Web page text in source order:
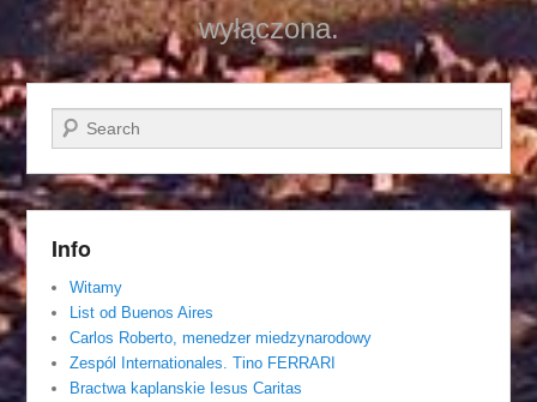
wyłączona.
Szukaj
Info
Witamy
List od Buenos Aires
Carlos Roberto, menedzer miedzynarodowy
Zespól Internationales. Tino FERRARI
Bractwa kaplanskie Iesus Caritas